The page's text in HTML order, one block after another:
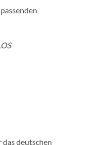
das deutschen